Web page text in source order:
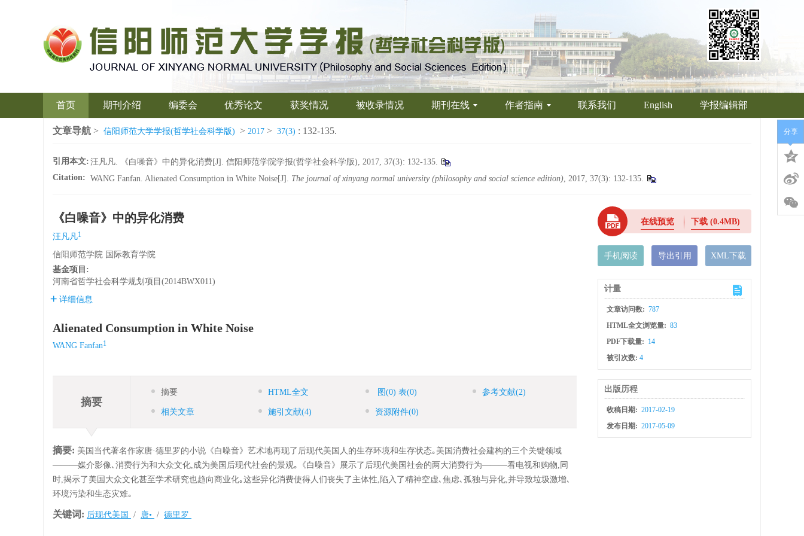
首页 期刊介绍 编委会 优秀论文 获奖情况 被收录情况 期刊在线 作者指南 联系我们 English 学报编辑部
文章导航 > 信阳师范大学学报(哲学社会科学版) > 2017 > 37(3) : 132-135.
引用本文: 汪凡凡. 《白噪音》中的异化消费[J]. 信阳师范学院学报(哲学社会科学版), 2017, 37(3): 132-135.
Citation: WANG Fanfan. Alienated Consumption in White Noise[J]. The journal of xinyang normal university (philosophy and social science edition), 2017, 37(3): 132-135.
《白噪音》中的异化消费
汪凡凡1
信阳师范学院 国际教育学院
基金项目:
河南省哲学社会科学规划项目(2014BWX011)
详细信息
Alienated Consumption in White Noise
WANG Fanfan1
摘要
摘要 HTML全文 图 (0) 表(0) 参考文献(2)
相关文章 施引文献(4) 资源附件(0)
摘要: 美国当代著名作家唐·德里罗的小说《白噪音》艺术地再现了后现代美国人的生存环境和生存状态｡美国消费社会建构的三个关键领域
———媒介影像､消费行为和大众文化,成为美国后现代社会的景观｡《白噪音》展示了后现代美国社会的两大消费行为———看电视和购物,同
时,揭示了美国大众文化甚至学术研究也趋向商业化｡这些异化消费使得人们丧失了主体性,陷入了精神空虚､焦虑､孤独与异化,并导致垃圾激增､
环境污染和生态灾难｡
关键词: 后现代美国 / 唐• / 德里罗
在线预览 下载(0.4MB)
手机阅读 导出引用 XML下载
计量
文章访问数: 787
HTML全文浏览量: 83
PDF下载量: 14
被引次数:4
出版历程
收稿日期: 2017-02-19
发布日期: 2017-05-09
分享